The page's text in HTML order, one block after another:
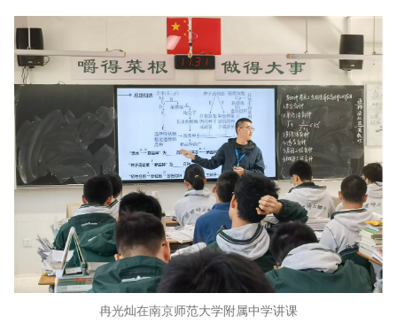
冉光灿在南京师范大学附属中学讲课